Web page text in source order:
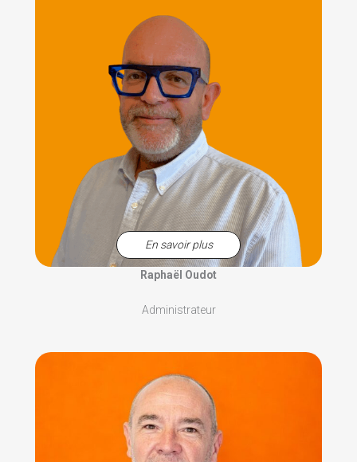
En savoir plus
Raphaël Oudot
Administrateur